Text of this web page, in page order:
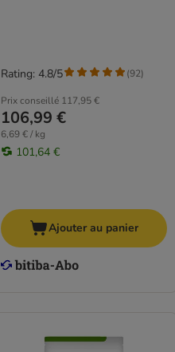
Prix conseillé 117,95 €
106,99 €
6,69 € / kg
101,64 €
Rating: 4.8/5 (92)
Ajouter au panier